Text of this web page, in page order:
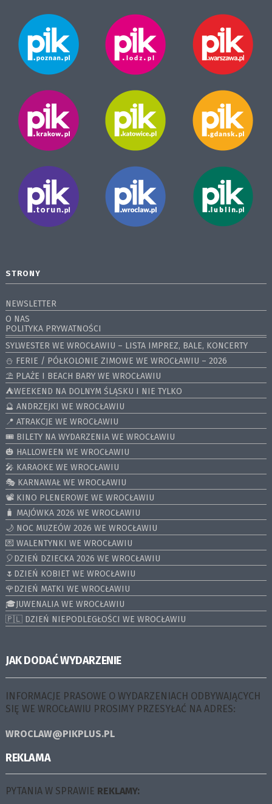
STRONY
NEWSLETTER
O NAS
POLITYKA PRYWATNOŚCI
SYLWESTER WE WROCŁAWIU – LISTA IMPREZ, BALE, KONCERTY
⛄️ FERIE / PÓŁKOLONIE ZIMOWE WE WROCŁAWIU – 2026
⛱️ PLAŻE I BEACH BARY WE WROCŁAWIU
⛺️WEEKEND NA DOLNYM ŚLĄSKU I NIE TYLKO
🔮 ANDRZEJKI WE WROCŁAWIU
📍 ATRAKCJE WE WROCŁAWIU
🎟️ BILETY NA WYDARZENIA WE WROCŁAWIU
🎃 HALLOWEEN WE WROCŁAWIU
🎤 KARAOKE WE WROCŁAWIU
🎭 KARNAWAŁ WE WROCŁAWIU
📽️ KINO PLENEROWE WE WROCŁAWIU
🧳 MAJÓWKA 2026 WE WROCŁAWIU
🌙 NOC MUZEÓW 2026 WE WROCŁAWIU
💌 WALENTYNKI WE WROCŁAWIU
🎈DZIEŃ DZIECKA 2026 WE WROCŁAWIU
🌷DZIEŃ KOBIET WE WROCŁAWIU
🌹DZIEŃ MATKI WE WROCŁAWIU
🎓JUWENALIA WE WROCŁAWIU
🇵🇱 DZIEŃ NIEPODLEGŁOŚCI WE WROCŁAWIU
JAK DODAĆ WYDARZENIE
INFORMACJE PRASOWE O WYDARZENIACH ODBYWAJĄCYCH
SIĘ WE WROCŁAWIU PROSIMY PRZESYŁAĆ NA ADRES:
WROCLAW@PIKPLUS.PL
REKLAMA
PYTANIA W SPRAWIE REKLAMY: